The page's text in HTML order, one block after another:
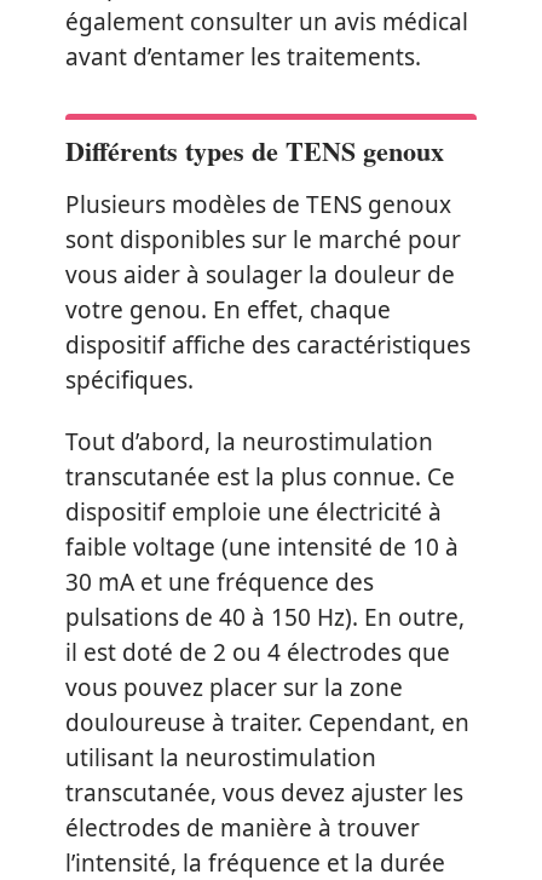
également consulter un avis médical
avant d’entamer les traitements.
Différents types de TENS genoux
Plusieurs modèles de TENS genoux
sont disponibles sur le marché pour
vous aider à soulager la douleur de
votre genou. En effet, chaque
dispositif affiche des caractéristiques
spécifiques.
Tout d’abord, la neurostimulation
transcutanée est la plus connue. Ce
dispositif emploie une électricité à
faible voltage (une intensité de 10 à
30 mA et une fréquence des
pulsations de 40 à 150 Hz). En outre,
il est doté de 2 ou 4 électrodes que
vous pouvez placer sur la zone
douloureuse à traiter. Cependant, en
utilisant la neurostimulation
transcutanée, vous devez ajuster les
électrodes de manière à trouver
l’intensité, la fréquence et la durée